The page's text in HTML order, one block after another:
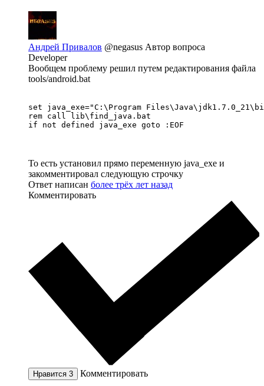
Андрей Привалов @negasus Автор вопроса
Developer
Вообщем проблему решил путем редактирования файла
tools/android.bat
set java_exe="C:\Program
rem call lib\find_java.bat
То есть установил прямо переменную java_exe и
закомментировал следующую строчку
Ответ написан более трёх лет назад
Комментировать
Нравится 3 Комментировать